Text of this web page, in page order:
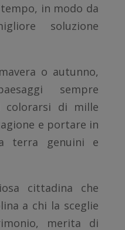
in modo da
soluzione
o autunno,
sempre
colorarsi di mille
e portare in
terra genuini e
cittadina che
a chi la sceglie
merita di